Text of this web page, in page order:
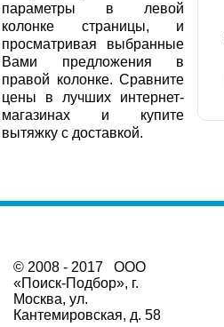
параметры в левой
колонке страницы, и
просматривая выбранные
Вами предложения в
правой колонке. Сравните
цены в лучших интернет-
магазинах и купите
вытяжку с доставкой.
© 2008 - 2017 ООО
«Поиск-Подбор», г.
Москва, ул.
Кантемировская, д. 58